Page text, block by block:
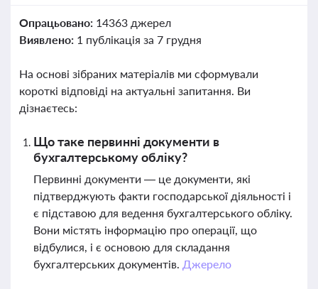
Опрацьовано: 14363 джерел
Виявлено: 1 публікація за 7 грудня
На основі зібраних матеріалів ми сформували
короткі відповіді на актуальні запитання. Ви
дізнаєтесь:
Що таке первинні документи в
бухгалтерському обліку?
Первинні документи — це документи, які
підтверджують факти господарської діяльності і
є підставою для ведення бухгалтерського обліку.
Вони містять інформацію про операції, що
відбулися, і є основою для складання
бухгалтерських документів. Джерело